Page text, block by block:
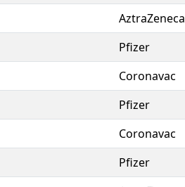
AztraZeneca
Pfizer
Coronavac
Pfizer
Coronavac
Pfizer